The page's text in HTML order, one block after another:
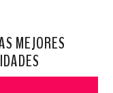
MEJORES